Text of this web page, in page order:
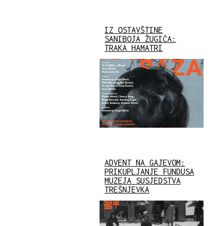
IZ OSTAVŠTINE
SANIBOJA ŽUGIĆA:
TRAKA HAMATRI
ADVENT NA GAJEVOM:
PRIKUPLJANJE FUNDUSA
MUZEJA SUSJEDSTVA
TREŠNJEVKA